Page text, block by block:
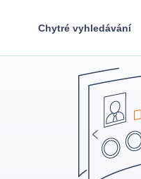
Chytré vyhledávání